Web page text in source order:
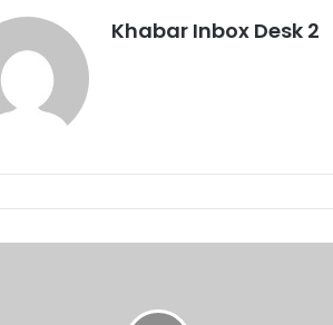
Khabar Inbox Desk 2